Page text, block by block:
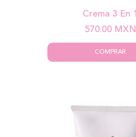
Crema 3 En 1
570.00 MXN
COMPRAR